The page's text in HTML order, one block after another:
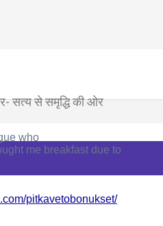
सत्य से समृद्धि की ओर
who
me breakfast due to
pitkavetobonukset/